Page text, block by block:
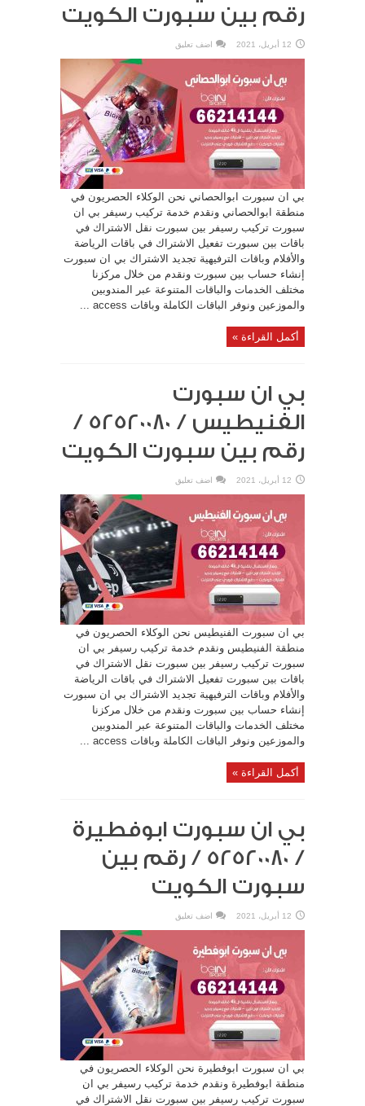
رقم بين سبورت الكويت
12 أبريل، 2021 اضف تعليق
بي ان سبورت ابوالحصاني نحن الوكلاء الحصريون في
منطقة ابوالحصاني ونقدم خدمة تركيب رسيفر بي ان
سبورت تركيب رسيفر بين سبورت نقل الاشتراك في
باقات بين سبورت تفعيل الاشتراك في باقات الرياضة
والأفلام وباقات الترفيهية تجديد الاشتراك بي ان سبورت
إنشاء حساب بين سبورت ونقدم من خلال مركزنا
مختلف الخدمات والباقات المتنوعة عبر المندوبين
والموزعين ونوفر الباقات الكاملة وباقات access ...
أكمل القراءة »
بي ان سبورت
الفنيطيس / 52520080 /
رقم بين سبورت الكويت
12 أبريل، 2021 اضف تعليق
بي ان سبورت الفنيطيس نحن الوكلاء الحصريون في
منطقة الفنيطيس ونقدم خدمة تركيب رسيفر بي ان
سبورت تركيب رسيفر بين سبورت نقل الاشتراك في
باقات بين سبورت تفعيل الاشتراك في باقات الرياضة
والأفلام وباقات الترفيهية تجديد الاشتراك بي ان سبورت
إنشاء حساب بين سبورت ونقدم من خلال مركزنا
مختلف الخدمات والباقات المتنوعة عبر المندوبين
والموزعين ونوفر الباقات الكاملة وباقات access ...
أكمل القراءة »
بي ان سبورت ابوفطيرة
/ 52520080 / رقم بين
سبورت الكويت
12 أبريل، 2021 اضف تعليق
بي ان سبورت ابوفطيرة نحن الوكلاء الحصريون في
منطقة ابوفطيرة ونقدم خدمة تركيب رسيفر بي ان
سبورت تركيب رسيفر بين سبورت نقل الاشتراك في